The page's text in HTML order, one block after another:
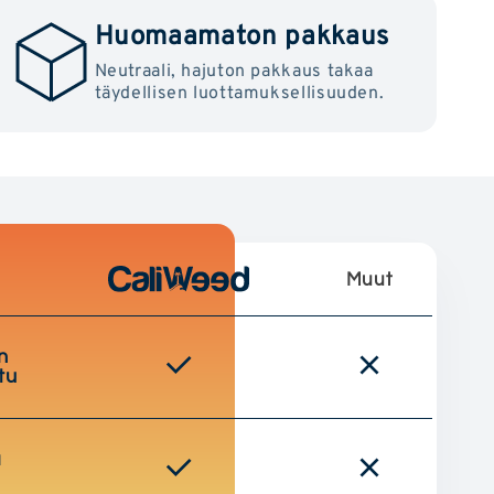
Huomaamaton pakkaus
Neutraali, hajuton pakkaus takaa
täydellisen luottamuksellisuuden.
Muut